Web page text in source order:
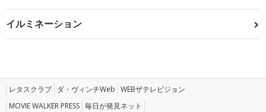
イルミネーション
レタスクラブ ダ・ヴィンチWeb WEBザテレビジョン
MOVIE WALKER PRESS 毎日が発見ネット